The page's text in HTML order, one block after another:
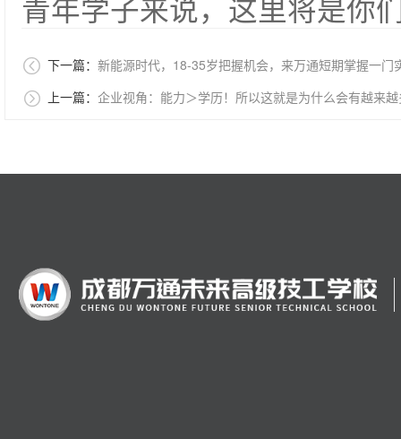
 下一篇： 新能源时代，18-35岁把握机会，来万通短期掌握一门
 上一篇： 企业视角：能力＞学历！所以这就是为什么会有越来